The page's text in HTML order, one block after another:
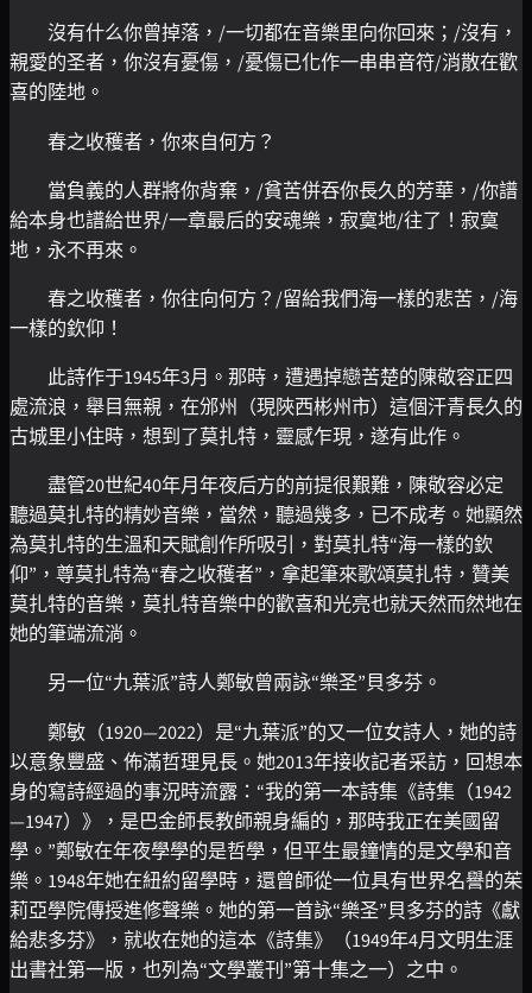
沒有什么你曾掉落，/一切都在音樂里向你回來；/沒有，
親愛的圣者，你沒有憂傷，/憂傷已化作一串串音符/消散在歡
喜的陸地。
春之收穫者，你來自何方？
當負義的人群將你背棄，/貧苦併吞你長久的芳華，/你譜
給本身也譜給世界/一章最后的安魂樂，寂寞地/往了！寂寞
地，永不再來。
春之收穫者，你往向何方？/留給我們海一樣的悲苦，/海
一樣的欽仰！
此詩作于1945年3月。那時，遭遇掉戀苦楚的陳敬容正四
處流浪，舉目無親，在邠州（現陜西彬州市）這個汗青長久的
古城里小住時，想到了莫扎特，靈感乍現，遂有此作。
盡管20世紀40年月年夜后方的前提很艱難，陳敬容必定
聽過莫扎特的精妙音樂，當然，聽過幾多，已不成考。她顯然
為莫扎特的生溫和天賦創作所吸引，對莫扎特“海一樣的欽
仰”，尊莫扎特為“春之收穫者”，拿起筆來歌頌莫扎特，贊美
莫扎特的音樂，莫扎特音樂中的歡喜和光亮也就天然而然地在
她的筆端流淌。
另一位“九葉派”詩人鄭敏曾兩詠“樂圣”貝多芬。
鄭敏（1920—2022）是“九葉派”的又一位女詩人，她的詩
以意象豐盛、佈滿哲理見長。她2013年接收記者采訪，回想本
身的寫詩經過的事況時流露：“我的第一本詩集《詩集（1942
—1947）》，是巴金師長教師親身編的，那時我正在美國留
學。”鄭敏在年夜學學的是哲學，但平生最鐘情的是文學和音
樂。1948年她在紐約留學時，還曾師從一位具有世界名譽的茱
莉亞學院傳授進修聲樂。她的第一首詠“樂圣”貝多芬的詩《獻
給悲多芬》，就收在她的這本《詩集》（1949年4月文明生涯
出書社第一版，也列為“文學叢刊”第十集之一）之中。